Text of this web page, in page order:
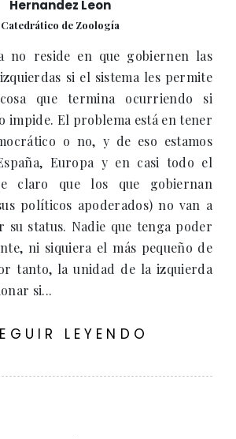
Hernandez Leon
Catedrático de Zoología
no reside en que gobiernen las
si el sistema les permite
que termina ocurriendo si
impide. El problema está en tener
o no, y de eso estamos
Europa y en casi todo el
claro que los que gobiernan
políticos apoderados) no van a
status. Nadie que tenga poder
ni siquiera el más pequeño de
tanto, la unidad de la izquierda
si...
LEYENDO